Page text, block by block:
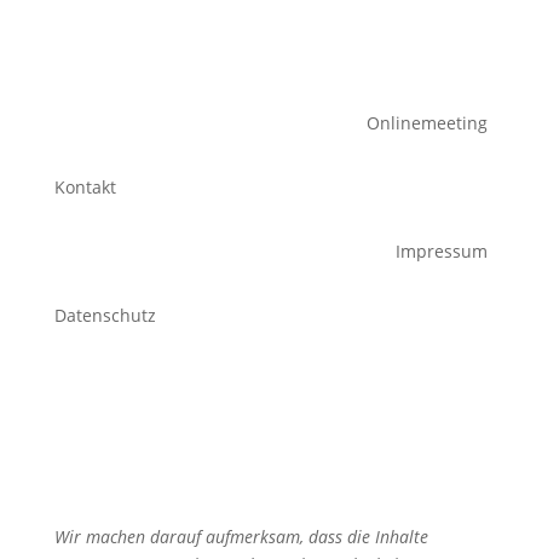
Onlinemeeting
Kontakt
Impressum
Datenschutz
Wir machen darauf aufmerksam, dass die Inhalte